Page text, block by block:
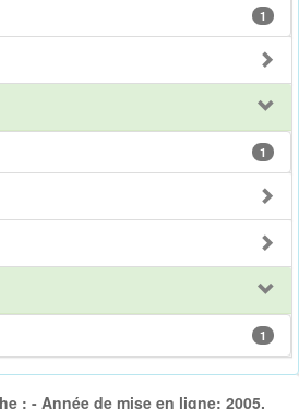
1
1
1
: - Année de mise en ligne: 2005,